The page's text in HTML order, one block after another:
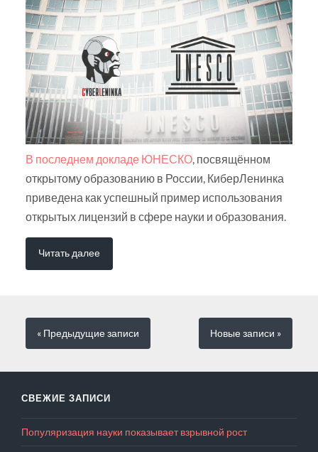
В последнем докладе ЮНЕСКО, посвящённом
открытому образованию в России, КиберЛенинка
приведена как успешный пример использования
открытых лицензий в сфере науки и образования.
Читать далее
« Предыдущиезаписи Новыезаписи »
СВЕЖИЕ ЗАПИСИ
Популяризация науки показывает взрывной рост